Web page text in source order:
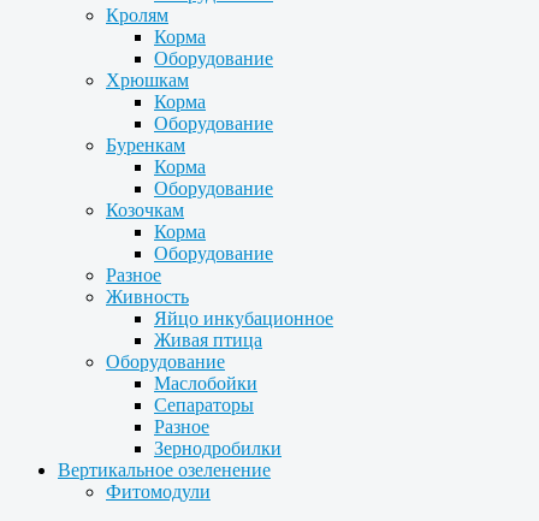
Кролям
Корма
Оборудование
Хрюшкам
Корма
Оборудование
Буренкам
Корма
Оборудование
Козочкам
Корма
Оборудование
Разное
Живность
Яйцо инкубационное
Живая птица
Оборудование
Маслобойки
Сепараторы
Разное
Зернодробилки
Вертикальное озеленение
Фитомодули